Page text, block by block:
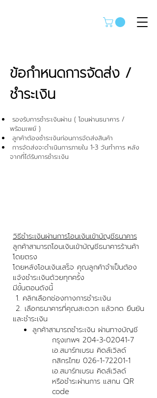
ข้อกำหนดการจัดส่ง /
ชำระเงิน
รองรับการชำระเงินผ่าน ( โอนผ่านธนาคาร /
พร้อมเพย์ )
ลูกค้าต้องชำระเงินก่อนการจัดส่งสินค้า
การจัดส่งจะดำเนินการภายใน 1-3 วันทำการ หลัง
จากที่ได้รับการชำระเงิน
วิธีชำระเงินผ่านการโอนเงินเข้าบัญชีธนาคาร
ลูกค้าสามารถโอนเงินเข้าบัญชีธนาคารร้านค้า
โดยตรง
โดยหลังโอนเงินเสร็จ คุณลูกค้าจำเป็นต้อง
แจ้งชำระเงินด้วยทุกครั้ง
มีขั้นตอนดังนี้
1. คลิกเลือกช่องทางการชำระเงิน
2. เลือกธนาคารที่คุณสะดวก แล้วกด ยืนยัน
และชำระเงิน
ลูกค้าสามารถชำระเงิน ผ่านทางบัญชี
กรุงเทพฯ 204-3-02041-7
เอ.สมาร์ทเบรน คิดส์เวิลด์
กสิกรไทย 026-1-72201-1
เอ.สมาร์ทเบรน คิดส์เวิลด์
หรือชำระผ่านการ แสกน QR
code